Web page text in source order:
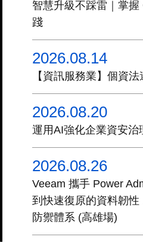
智慧升級不踩雷｜掌
踐
2026.08.14
【資訊服務業】個資
2026.08.20
運用AI強化企業資安治
2026.08.26
Veeam 攜手 Power
到快速復原的資料韌
防禦體系 (高雄場)